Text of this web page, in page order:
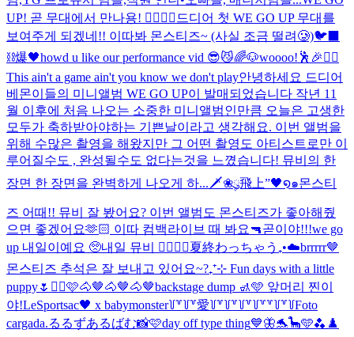
UP! 곧 무대에서 만나용! ❤️‍🔥❤️‍🔥 드디어 첫 WE GO UP 무대를
보여주게 되겠네!! 이따봐 몬스티즈~ (사실 조금 떨려🥲)🐦‍⬛
⛓️爆🖤howd u like our performance vid 😎😼🌈🐶woooo!🕺🎉❤️‍🔥
This ain't a game ain't you know we don't play안녕하세요 드디어
베몬이들의 미니앨범 WE GO UP이 발매되었습니다 작년 11
월 이후에 처음 나오는 소중한 미니앨범인만큼 오늘은 고생한
모두가 축하받아야하는 기쁜날이라고 생각해요. 이번 앨범을
위해 수많은 촬영을 해왔지만 그 어떤 촬영도 아티스트로만 이
루어질수도 , 완성될수도 없다는것을 느꼈습니다! 뮤비의 한
장면 한 장면을 완벽하게 나오게 하... 🗡️❀ུ۪飛上”🖤໑๑몬스티
즈 어때!! 뮤비 잘 봤어요? 이번 앨범도 몬스티즈가 좋아해줬
으면 좋겠어요🫶🏻 이따 컴백라이브 때 봐요🔫곧이야!!!we go
up 내일이예요 🥺내일 뮤비 ❤️‍🔥❤️‍🔥夏終わっちゃう₊•☁️brrrrr🤎
몬스티즈 추석은 잘 보내고 있어요~?₊⁺⊹ Fun days with a little
puppy🌷 ✌🏻🩷🐴🤎🐴🤎🐴🤎backstage dump 🚮🩵 앞머리 찐이
야!LeSportsac🖤 x babymonster꒦꒷꒦꒷愛꒦꒷꒦꒷꒦꒷꒦꒷꒷꒦꒷꒦Foto
cargada.るるずあるばむ📸🩷day off type thing💙🦋🐬🦕🩵🫐 ♟️